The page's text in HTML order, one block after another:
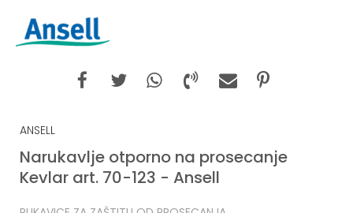
ANSELL
Narukavlje otporno na prosecanje
Kevlar art. 70-123 - Ansell